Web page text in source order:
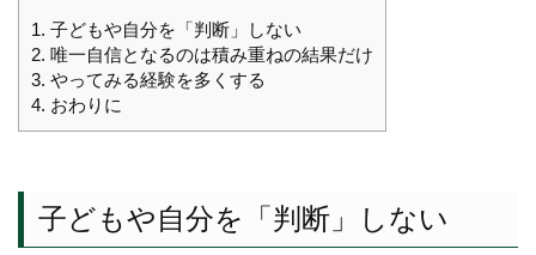
1. 子どもや自分を「判断」しない
2. 唯一自信となるのは積み重ねの結果だけ
3. やってみる経験を多くする
4. おわりに
子どもや自分を「判断」しない